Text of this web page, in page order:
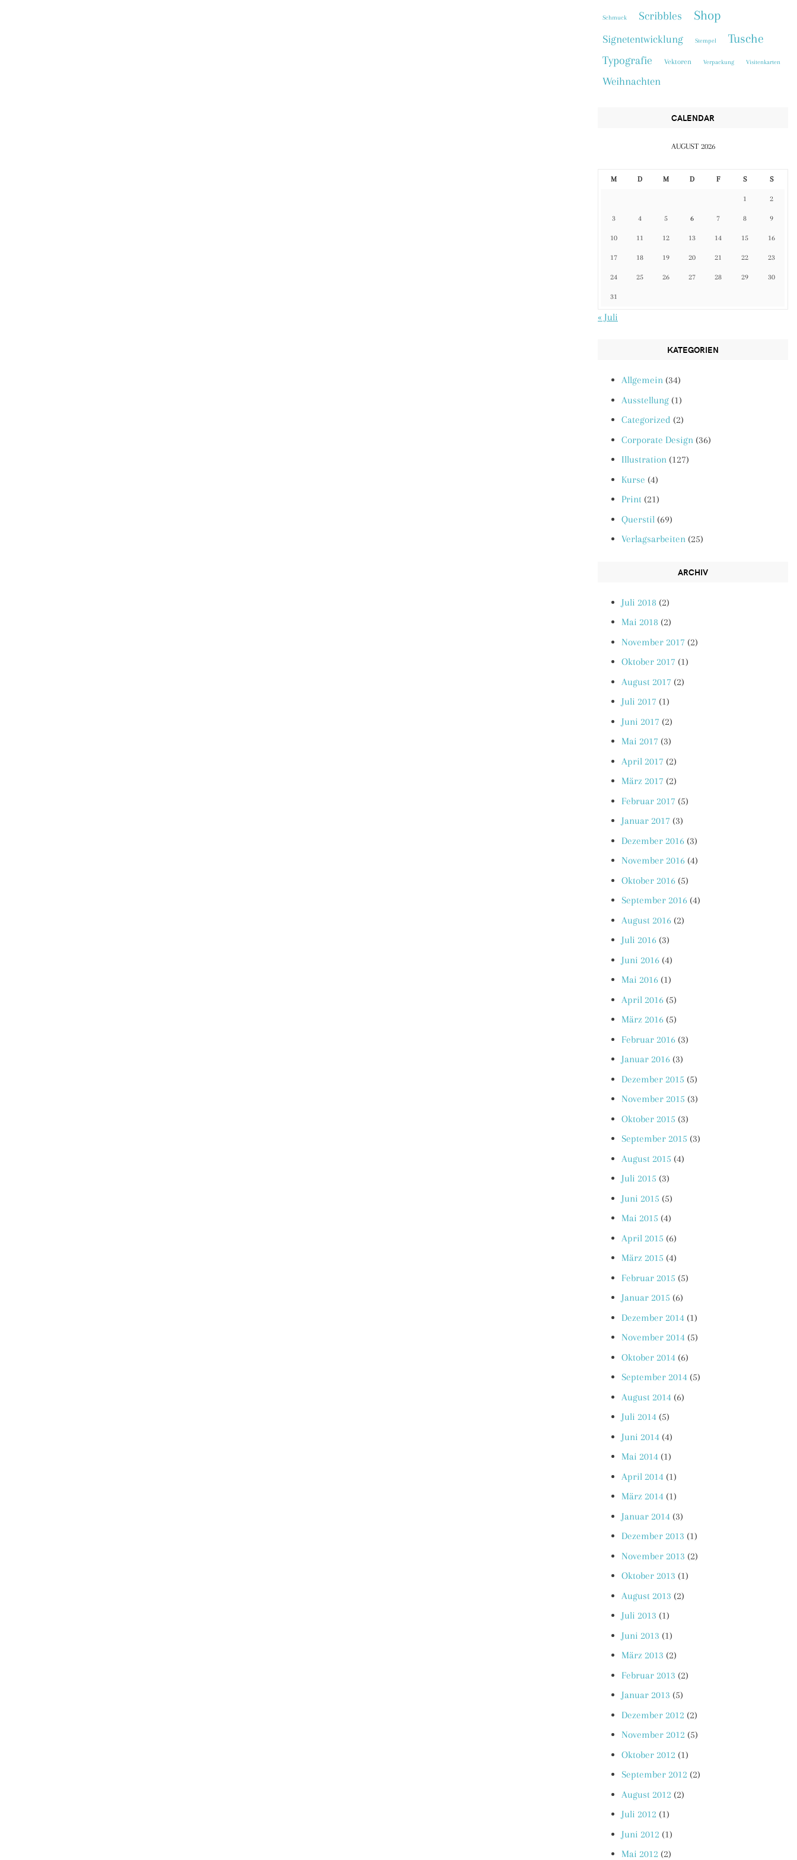
Schmuck Scribbles Shop
Signetentwicklung Stempel Tusche
Typografie Vektoren Verpackung Visitenkarten
Weihnachten
CALENDAR
AUGUST 2026
M D M D F S S
1 2
3 4 5 6 7 8 9
10 11 12 13 14 15 16
17 18 19 20 21 22 23
24 25 26 27 28 29 30
31
« Juli
KATEGORIEN
Allgemein (34)
Ausstellung (1)
Categorized (2)
Corporate Design (36)
Illustration (127)
Kurse (4)
Print (21)
Querstil (69)
Verlagsarbeiten (25)
ARCHIV
Juli 2018 (2)
Mai 2018 (2)
November 2017 (2)
Oktober 2017 (1)
August 2017 (2)
Juli 2017 (1)
Juni 2017 (2)
Mai 2017 (3)
April 2017 (2)
März 2017 (2)
Februar 2017 (5)
Januar 2017 (3)
Dezember 2016 (3)
November 2016 (4)
Oktober 2016 (5)
September 2016 (4)
August 2016 (2)
Juli 2016 (3)
Juni 2016 (4)
Mai 2016 (1)
April 2016 (5)
März 2016 (5)
Februar 2016 (3)
Januar 2016 (3)
Dezember 2015 (5)
November 2015 (3)
Oktober 2015 (3)
September 2015 (3)
August 2015 (4)
Juli 2015 (3)
Juni 2015 (5)
Mai 2015 (4)
April 2015 (6)
März 2015 (4)
Februar 2015 (5)
Januar 2015 (6)
Dezember 2014 (1)
November 2014 (5)
Oktober 2014 (6)
September 2014 (5)
August 2014 (6)
Juli 2014 (5)
Juni 2014 (4)
Mai 2014 (1)
April 2014 (1)
März 2014 (1)
Januar 2014 (3)
Dezember 2013 (1)
November 2013 (2)
Oktober 2013 (1)
August 2013 (2)
Juli 2013 (1)
Juni 2013 (1)
März 2013 (2)
Februar 2013 (2)
Januar 2013 (5)
Dezember 2012 (2)
November 2012 (5)
Oktober 2012 (1)
September 2012 (2)
August 2012 (2)
Juli 2012 (1)
Juni 2012 (1)
Mai 2012 (2)